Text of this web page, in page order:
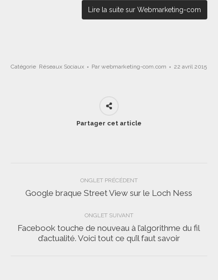
Lire la suite sur Webmarketing-com
Catégorie Réseaux Sociaux Parwebmarketing-com.com 22 avril 2015
Partager cet article
Navigation
de
commentaire
ONGLET PRÉCÉDENT
Onglet
Google braque Street View sur le Loch Ness
ONGLET SUIVANT
Onglet
suivant
Facebook touche de nouveau à l’algorithme du fil
d’actualité. Voici tout ce qu’il faut savoir